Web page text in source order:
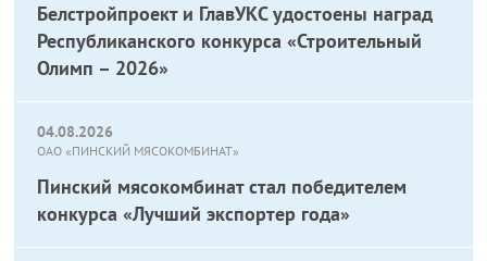
Белстройпроект и ГлавУКС удостоены наград
Республиканского конкурса «Строительный
Олимп – 2026»
04.08.2026
ОАО «ПИНСКИЙ МЯСОКОМБИНАТ»
Пинский мясокомбинат стал победителем
конкурса «Лучший экспортер года»